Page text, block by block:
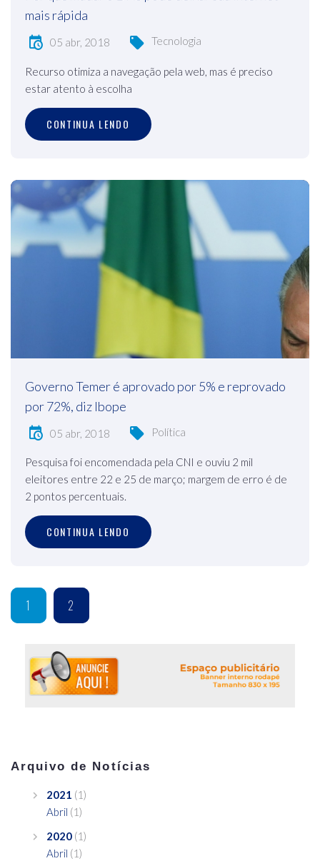
mais rápida
05 abr, 2018 Tecnologia
Recurso otimiza a navegação pela web, mas é preciso
estar atento à escolha
CONTINUA LENDO
Governo Temer é aprovado por 5% e reprovado
por 72%, diz Ibope
05 abr, 2018 Política
Pesquisa foi encomendada pela CNI e ouviu 2 mil
eleitores entre 22 e 25 de março; margem de erro é de
2 pontos percentuais.
CONTINUA LENDO
1 2
Arquivo de Notícias
2021 (1)
Abril (1)
2020 (1)
Abril (1)